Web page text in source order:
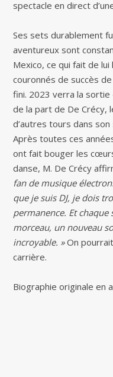
spectacle en direct
Ses sets durablement
aventureux sont
Mexico, ce qui fait de lui
couronnés de succès
fini. 2023 verra la
de la part de De Crécy,
d’autres tours dans son
Après toutes ces
ont fait bouger les
danse, M. De Crécy
fan de musique
que je suis DJ, je dois
permanence. Et
morceau, un nouveau
incroyable. »On
carrière.
Biographie originale en